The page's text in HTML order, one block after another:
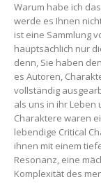
Warum habe ich
werde es Ihnen
ist eine Sammlung
hauptsächlich nur
denn, Sie haben
es Autoren,
vollständig
als uns in ihr Leben
Charaktere waren
lebendige Critical
ihnen mit einem
Resonanz, eine
Komplexität des